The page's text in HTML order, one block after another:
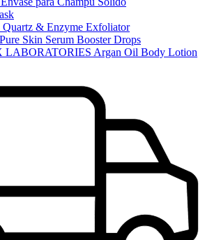
& Enzyme Exfoliator
Skin Serum Booster Drops
Argan Oil Body Lotion